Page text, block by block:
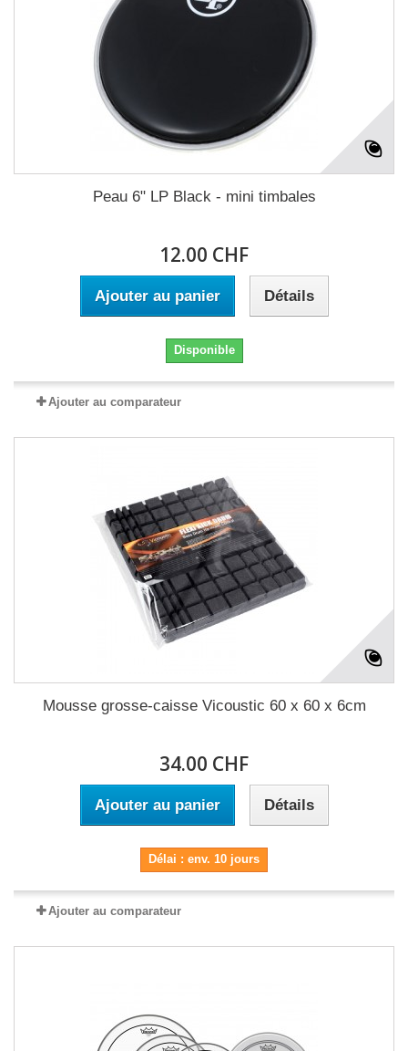
Peau 6" LP Black - mini timbales
12.00 CHF
Ajouter au panier Détails
Disponible
Ajouter au comparateur
Mousse grosse-caisse Vicoustic 60 x 60 x 6cm
34.00 CHF
Ajouter au panier Détails
Délai : env. 10 jours
Ajouter au comparateur